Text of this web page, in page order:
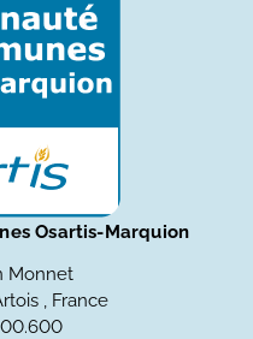
Osartis-Marquion
Monnet
, France